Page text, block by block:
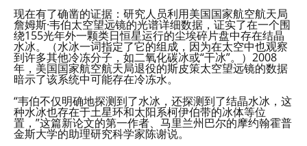
现在有了确凿的证据：研究人员利用美国国家航空航天局
詹姆斯·韦伯太空望远镜的光谱详细数据，证实了在一个围
绕155光年外一颗类日恒星运行的尘埃碎片盘中存在结晶
水冰。（水冰一词指定了它的组成，因为在太空中也观察
到许多其他冷冻分子，如二氧化碳冰或“干冰”。）2008
年，美国国家航空航天局退役的斯皮策太空望远镜的数据
暗示了该系统中可能存在冷冻水。
“韦伯不仅明确地探测到了水冰，还探测到了结晶水冰，这
种水冰也存在于土星环和太阳系柯伊伯带的冰体等位
置，”这篇新论文的第一作者、马里兰州巴尔的摩约翰霍普
金斯大学的助理研究科学家陈谢说。